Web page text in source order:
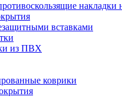
накладки
вставками
из ПВХ
коврики